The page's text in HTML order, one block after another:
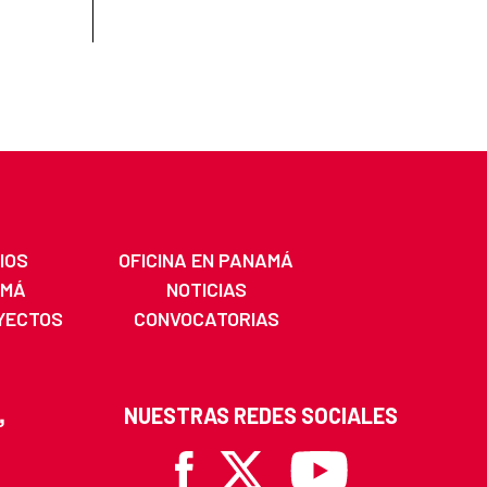
OFICINA EN PANAMÁ
NOTICIAS
CONVOCATORIAS
NUESTRAS REDES SOCIALES
Facebook
X Youtube